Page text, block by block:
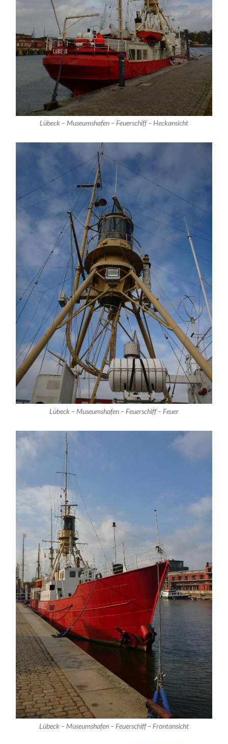
Lübeck – Museumshafen – Feuerschiff – Heckansicht
Lübeck – Museumshafen – Feuerschiff – Feuer
Lübeck – Museumshafen – Feuerschiff – Frontansicht